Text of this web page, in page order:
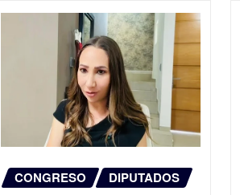
CONGRESO DIPUTADOS